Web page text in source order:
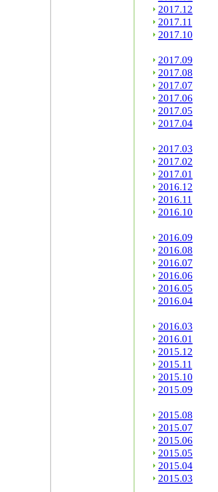
2017.12
2017.11
2017.10
2017.09
2017.08
2017.07
2017.06
2017.05
2017.04
2017.03
2017.02
2017.01
2016.12
2016.11
2016.10
2016.09
2016.08
2016.07
2016.06
2016.05
2016.04
2016.03
2016.01
2015.12
2015.11
2015.10
2015.09
2015.08
2015.07
2015.06
2015.05
2015.04
2015.03